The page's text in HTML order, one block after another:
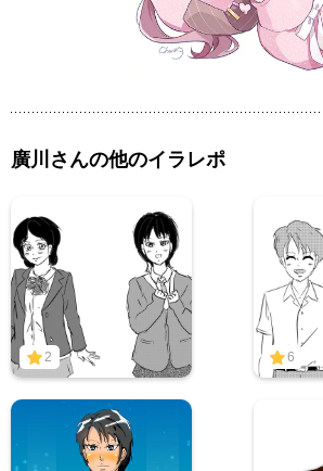
廣川さんの他のイラレポ
2 6